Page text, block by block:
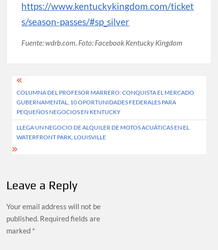
https://www.kentuckykingdom.com/ticket
s/season-passes/#sp_silver
Fuente: wdrb.com. Foto: Facebook Kentucky Kingdom
Post
navigation
COLUMNA DEL PROFESOR MARRERO: CONQUISTA EL MERCADO
GUBERNAMENTAL, 10 OPORTUNIDADES FEDERALES PARA
PEQUEÑOS NEGOCIOS EN KENTUCKY
LLEGA UN NEGOCIO DE ALQUILER DE MOTOS ACUÁTICAS EN EL
WATERFRONT PARK, LOUISVILLE
Leave a Reply
Your email address will not be
published. Required fields are
marked *